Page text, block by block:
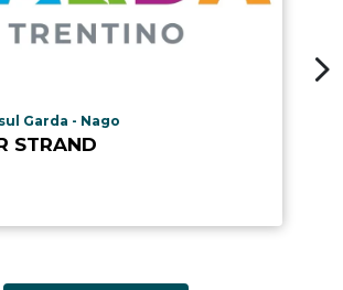
Garda - Nago
STRAND